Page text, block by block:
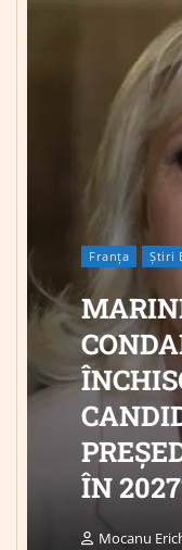
Franța Știri
ÎN
Mocanu